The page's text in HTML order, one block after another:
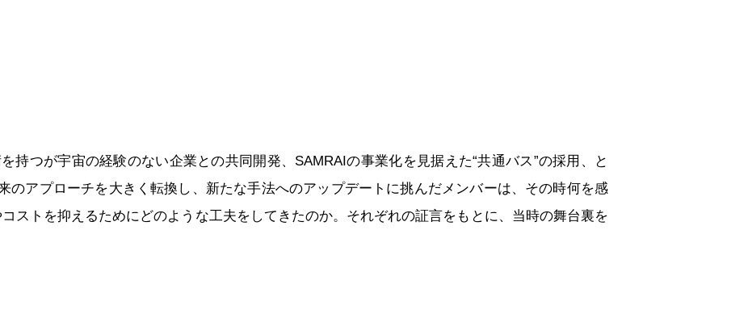
持つが宇宙の経験のない企業との共同開発、SAMRAIの事業化を見据えた“共通バス”の採用、と
のアプローチを大きく転換し、新たな手法へのアップデートに挑んだメンバーは、その時何を感
ストを抑えるためにどのような工夫をしてきたのか。それぞれの証言をもとに、当時の舞台裏を